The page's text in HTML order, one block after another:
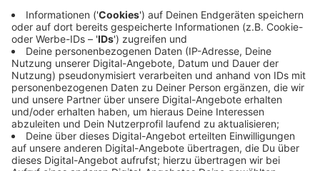
deutscher Rapper und Sänger mit türkischen Wurzeln.
Mit einigen Nummer Eins-Hits wie "Roller" oder "Angst"
zählt er zu den erfolgreichsten deutschen Rappern der
vergangenen Jahre. Mit seinem Debütalbum
"Treppenhaus" erreichte er die Spitze der Charts in
Deutschland, Österreich und der Schweiz. Und was
können wir aktuelles zu Udo Lindenberg sagen? Die
deutsche Musik-Legende veröffentlichte 2021
"Udopium", eine umfangreiche Werkschau zur Feier
seines 75. Geburtstags inklusive vier neuer Songs. Das